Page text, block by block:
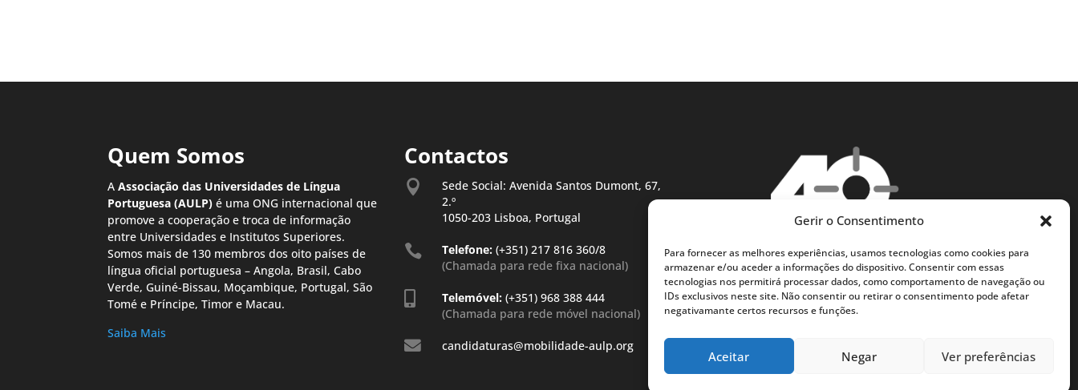
Gerir o Consentimento
Para fornecer as melhores experiências, usamos tecnologias como cookies para
armazenar e/ou aceder a informações do dispositivo. Consentir com essas
tecnologias nos permitirá processar dados, como comportamento de navegação ou
IDs exclusivos neste site. Não consentir ou retirar o consentimento pode afetar
negativamante certos recursos e funções.
Aceitar Negar Ver preferências
Quem Somos
AAssociação das Universidades de Língua
Portuguesa (AULP) é uma ONG internacional que
promove a cooperação e troca de informação
entre Universidades e Institutos Superiores.
Somos mais de 130 membros dos oito países de
língua oficial portuguesa – Angola, Brasil, Cabo
Verde, Guiné-Bissau, Moçambique, Portugal, São
Tomé e Príncipe, Timor e Macau.
Saiba Mais
Contactos

Sede Social: Avenida Santos Dumont, 67,
2.º
1050-203 Lisboa, Portugal
 Telefone: (+351) 217 816 360/8
(Chamada para rede fixa nacional)
 Telemóvel: (+351) 968 388 444
(Chamada para rede móvel nacional)
 candidaturas@mobilidade-aulp.org